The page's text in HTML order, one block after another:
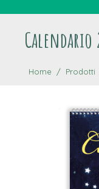
Calendario
Home Prodotti